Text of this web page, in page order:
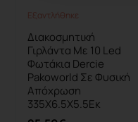
Εξαντλήθηκε
Διακοσμητική
Γιρλάντα Με 10 Led
Φωτάκια Dercie
Pakoworld Σε Φυσική
Απόχρωση
335X6.5X5.5Εκ